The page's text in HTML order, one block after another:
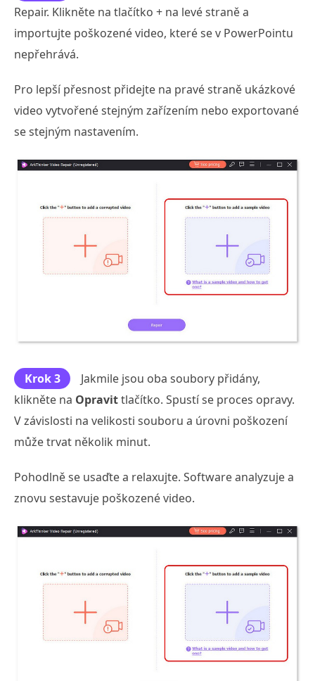
Repair. Klikněte na tlačítko + na levé straně a
importujte poškozené video, které se v PowerPointu
nepřehrává.
Pro lepší přesnost přidejte na pravé straně ukázkové
video vytvořené stejným zařízením nebo exportované
se stejným nastavením.
Krok 3
Jakmile jsou oba soubory přidány,
klikněte na Opravittlačítko. Spustí se proces opravy.
V závislosti na velikosti souboru a úrovni poškození
může trvat několik minut.
Pohodlně se usaďte a relaxujte. Software analyzuje a
znovu sestavuje poškozené video.